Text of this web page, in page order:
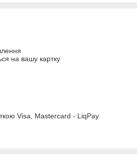
на вашу картку
Visa, Mastercard - LiqPay